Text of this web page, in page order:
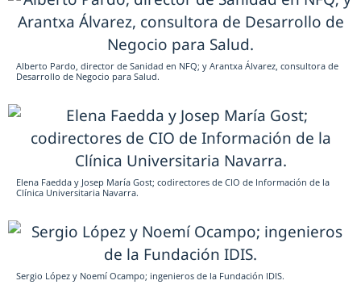
Alberto Pardo, director de Sanidad en NFQ; y Arantxa Álvarez, consultora de
Desarrollo de Negocio para Salud.
Elena Faedda y Josep María Gost; codirectores de CIO de Información de la
Clínica Universitaria Navarra.
Sergio López y Noemí Ocampo; ingenieros de la Fundación IDIS.